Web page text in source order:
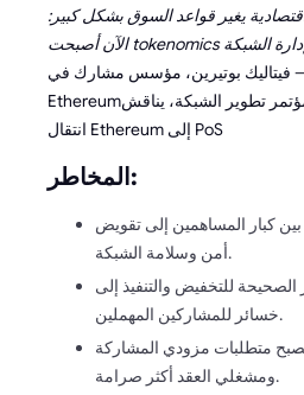
يغير قواعد السوق بشكل كبير:
الآن أصبحت tokenomics وتوزيع الأسهم وجودة إدارة الشبكة
فيتاليك بوتيرين، مؤسس مشارك في
Ethereum؛ تعليق على مدونة وفي مؤتمر تطوير الشبكة، يناقش
انتقال Ethereum إلى PoS
المخاطر:
كبار المساهمين إلى تقويض
أمن وسلامة الشبكة.
للتخفيض والتنفيذ إلى
خسائر للمشاركين المهملين.
متطلبات مزودي المشاركة
ومشغلي العقد أكثر صرامة.